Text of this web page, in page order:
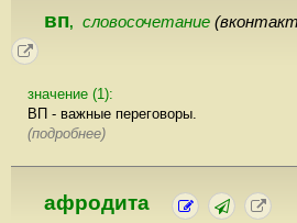
вп, словосочетание
значение (1):
ВП - важные переговоры.
(подробнее)
афродита